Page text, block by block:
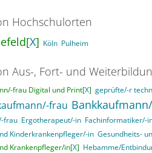
Hochschulorten
X] Köln Pulheim
Aus-, Fort- und
frau Digital und Print[X] geprüfte/-r
frau
frau Ergotherapeut/-in Fachinformatiker/-
Kinderkrankenpfleger/-in Gesundheits-
Krankenpfleger/in[X] Hebamme/